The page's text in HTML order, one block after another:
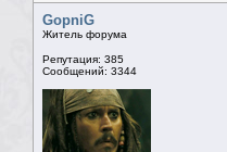
GopniG
Житель форума
Репутация: 385
Сообщений: 3344